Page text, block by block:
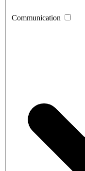
Communication